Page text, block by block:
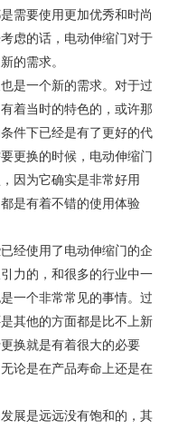
需要使用更加优秀和时尚
虑的话，电动伸缩门对于
的需求。
是一个新的需求。对于过
着当时的特色的，或许那
件下已经是有了更好的代
更换的时候，电动伸缩门
因为它确实是非常好用
是有着不错的使用体验
经使用了电动伸缩门的企
力的，和很多的行业中一
一个非常常见的事情。过
其他的方面都是比不上新
换就是有着很大的必要
论是在产品寿命上还是在
展是远远没有饱和的，其